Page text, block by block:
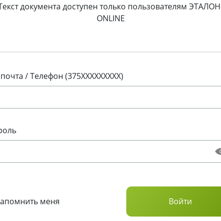
документа доступен только пользователям
ONLINE
/ Телефон (375XXXXXXXXX)
меня